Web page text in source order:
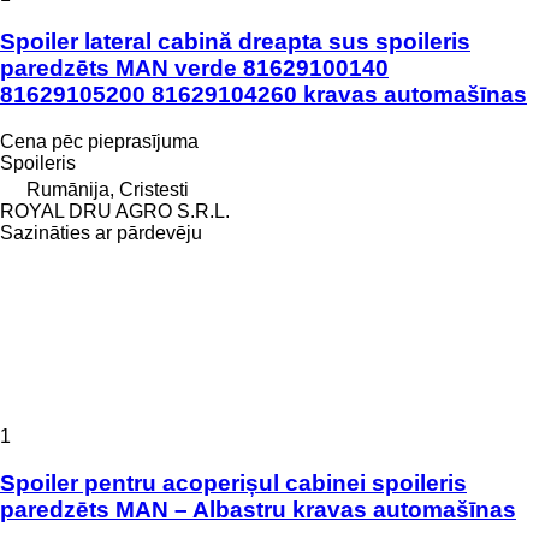
Spoiler lateral cabină dreapta sus spoileris
paredzēts MAN verde 81629100140
81629105200 81629104260 kravas automašīnas
Cena pēc pieprasījuma
Spoileris
Rumānija, Cristesti
ROYAL DRU AGRO S.R.L.
Sazināties ar pārdevēju
1
Spoiler pentru acoperișul cabinei spoileris
paredzēts MAN – Albastru kravas automašīnas